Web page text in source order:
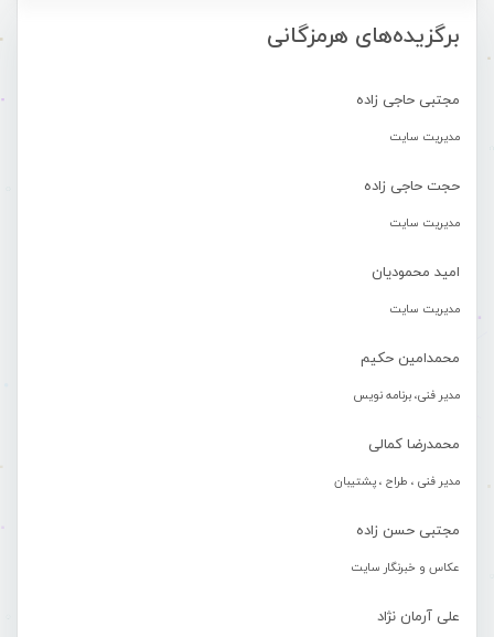
برگزیده‌های هرمزگانی
مجتبی حاجی زاده
مدیریت سایت
حجت حاجی زاده
مدیریت سایت
امید محمودیان
مدیریت سایت
محمدامین حکیم
مدیر فنی، برنامه نویس
محمدرضا کمالی
مدیر فنی ، طراح ، پشتیبان
مجتبی حسن زاده
عکاس و خبرنگار سایت
علی آرمان نژاد